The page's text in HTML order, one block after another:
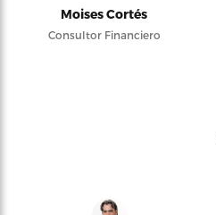
Moises Cortés
Consultor Financiero